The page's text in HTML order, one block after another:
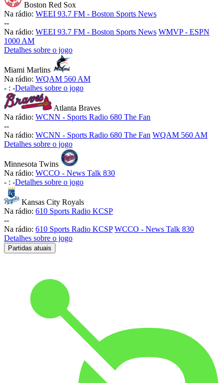
Boston Red Sox
Na rádio: WEEI 93.7 FM - Boston Sports News
--
Na rádio: WEEI 93.7 FM - Boston Sports News WMVP - ESPN
1000 AM
Detalhes sobre o jogo
Miami Marlins
Na rádio: WQAM 560 AM
- : -Detalhes sobre o jogo
Atlanta Braves
Na rádio: WCNN - Sports Radio 680 The Fan
--
Na rádio: WCNN - Sports Radio 680 The Fan WQAM 560 AM
Detalhes sobre o jogo
Minnesota Twins
Na rádio: WCCO - News Talk 830
- : -Detalhes sobre o jogo
Kansas City Royals
Na rádio: 610 Sports Radio KCSP
--
Na rádio: 610 Sports Radio KCSP WCCO - News Talk 830
Detalhes sobre o jogo
Partidas atuais